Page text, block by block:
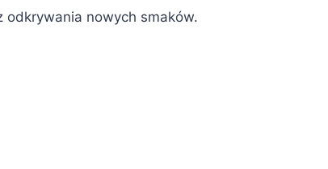
odkrywania nowych smaków.